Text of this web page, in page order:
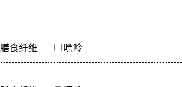
膳食纤维 嘌呤